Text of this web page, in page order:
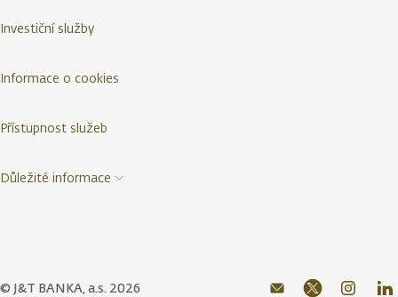
© J&T BANKA, a.s. 2026
Investiční služby
Informace o cookies
Přístupnost služeb
Důležité informace